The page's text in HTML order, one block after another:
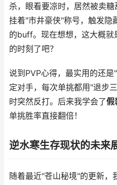
杀，眼看要凉时，居然被卖
挂着"市井豪侠"称号，触发隐
的buff。现在想想，这大概就
的时刻了吧？
说到PVP心得，最实用的还
定对手，每次单挑都用"退步
时突然反打。后来我学会了假
单挑胜率直接翻倍！
逆水寒生存现状的未来
随着最近"苍山秘境"的更新，